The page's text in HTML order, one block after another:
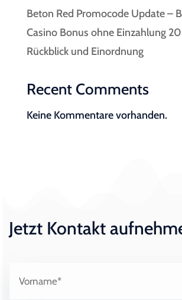
Beton Red Promocode Update –
Casino Bonus ohne Einzahlung
Rückblick und Einordnung
Recent Comments
Keine Kommentare vorhanden.
Jetzt Kontakt